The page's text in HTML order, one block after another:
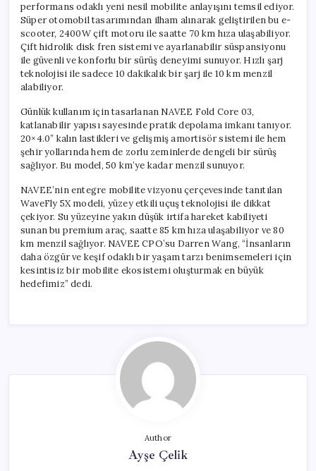
performans odaklı yeni nesil mobilite anlayışını temsil ediyor.
Süper otomobil tasarımından ilham alınarak geliştirilen bu e-
scooter, 2400W çift motoru ile saatte 70 km hıza ulaşabiliyor.
Çift hidrolik disk fren sistemi ve ayarlanabilir süspansiyonu
ile güvenli ve konforlu bir sürüş deneyimi sunuyor. Hızlı şarj
teknolojisi ile sadece 10 dakikalık bir şarj ile 10 km menzil
alabiliyor.
Günlük kullanım için tasarlanan NAVEE Fold Core 03,
katlanabilir yapısı sayesinde pratik depolama imkanı tanıyor.
20×4.0” kalın lastikleri ve gelişmiş amortisör sistemi ile hem
şehir yollarında hem de zorlu zeminlerde dengeli bir sürüş
sağlıyor. Bu model, 50 km’ye kadar menzil sunuyor.
NAVEE’nin entegre mobilite vizyonu çerçevesinde tanıtılan
WaveFly 5X modeli, yüzey etkili uçuş teknolojisi ile dikkat
çekiyor. Su yüzeyine yakın düşük irtifa hareket kabiliyeti
sunan bu premium araç, saatte 85 km hıza ulaşabiliyor ve 80
km menzil sağlıyor. NAVEE CPO’su Darren Wang, “İnsanların
daha özgür ve keşif odaklı bir yaşam tarzı benimsemeleri için
kesintisiz bir mobilite ekosistemi oluşturmak en büyük
hedefimiz” dedi.
Author
Ayşe Çelik